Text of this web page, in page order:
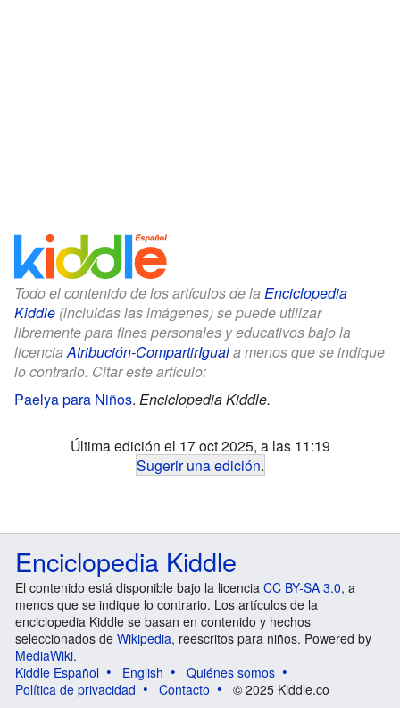
Todo el contenido de los artículos de la Enciclopedia
Kiddle (incluidas las imágenes) se puede utilizar
libremente para fines personales y educativos bajo la
licencia Atribución-CompartirIguala menos que se indique
lo contrario. Citar este artículo:
Paelya para Niños. Enciclopedia Kiddle.
Última edición el 17 oct 2025, a las 11:19
Sugerir una edición.
Enciclopedia Kiddle
El contenido está disponible bajo la licencia CC BY-SA 3.0, a
menos que se indique lo contrario. Los artículos de la
enciclopedia Kiddle se basan en contenido y hechos
seleccionados de Wikipedia, reescritos para niños. Powered by
MediaWiki.
Kiddle Español
English
Quiénes somos
Política de privacidad
Contacto © 2025 Kiddle.co